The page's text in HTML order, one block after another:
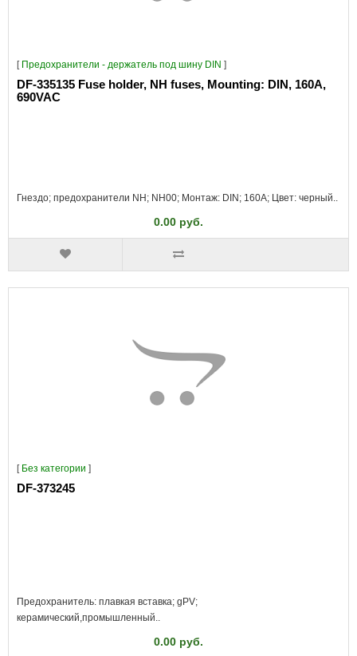
[ Предохранители - держатель под шину DIN ]
DF-335135 Fuse holder, NH fuses, Mounting: DIN, 160A,
690VAC
Гнездо; предохранители NH; NH00; Монтаж: DIN; 160А; Цвет: черный..
0.00 руб.
[ Без категории ]
DF-373245
Предохранитель: плавкая вставка; gPV;
керамический,промышленный..
0.00 руб.